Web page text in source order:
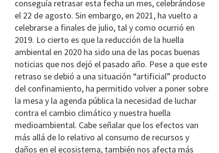
conseguía retrasar esta fecha un mes, celebrándose
el 22 de agosto. Sin embargo, en 2021, ha vuelto a
celebrarse a finales de julio, tal y como ocurrió en
2019. Lo cierto es que la reducción de la huella
ambiental en 2020 ha sido una de las pocas buenas
noticias que nos dejó el pasado año. Pese a que este
retraso se debió a una situación “artificial” producto
del confinamiento, ha permitido volver a poner sobre
la mesa y la agenda pública la necesidad de luchar
contra el cambio climático y nuestra huella
medioambiental. Cabe señalar que los efectos van
más allá de lo relativo al consumo de recursos y
daños en el ecosistema, también nos afecta más